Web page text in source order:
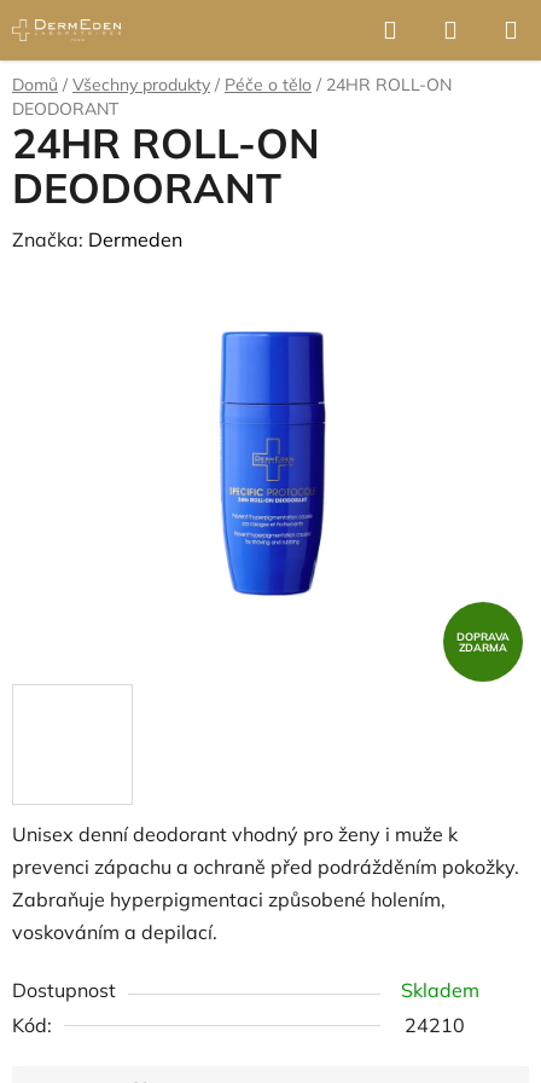
na
obsah
Hledat
KOŠÍK
Domů / Všechny produkty / Péče o tělo / 24HR ROLL-ON
DEODORANT
Unisex denní deodorant vhodný pro ženy i muže k
prevenci zápachu a ochraně před podrážděním pokožky.
Zabraňuje hyperpigmentaci způsobené holením,
voskováním a depilací.
Dostupnost
Skladem
Kód:
24210
24HR ROLL-ON
DEODORANT
Značka: Dermeden
DOPRAVA
ZDARMA